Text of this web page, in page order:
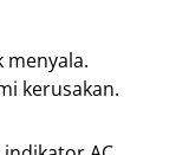
menyala.
kerusakan.